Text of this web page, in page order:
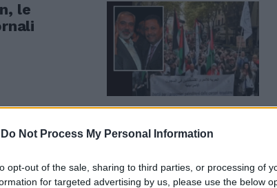
Do Not Process My Personal Information
opt-out of the sale, sharing to third parties, or processing of
for targeted advertising by us, please use the below
le
la
è una